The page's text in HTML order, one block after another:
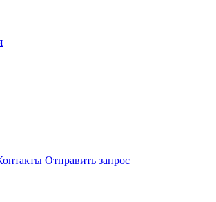
Отправить запрос